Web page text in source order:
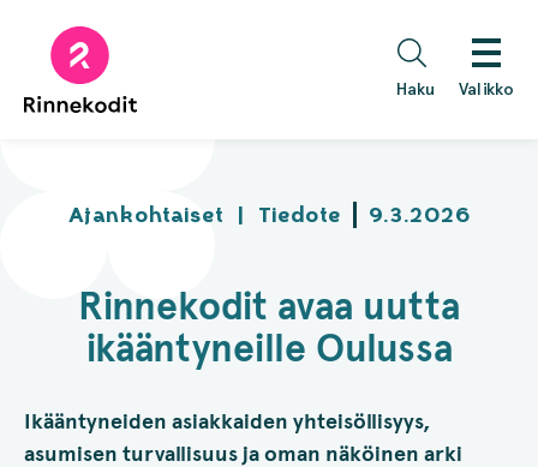
sisältöön
Haku Valikko
Ajankohtaiset | Tiedote 9.3.2026
Rinnekodit avaa uutta
ikääntyneille Oulussa
Ikääntyneiden asiakkaiden yhteisöllisyys,
asumisen turvallisuus ja oman näköinen arki